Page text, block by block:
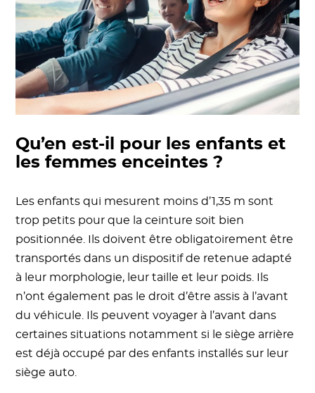
Qu’en est-il pour les enfants et
les femmes enceintes ?
Les enfants qui mesurent moins d’1,35 m sont
trop petits pour que la ceinture soit bien
positionnée. Ils doivent être obligatoirement être
transportés dans un dispositif de retenue adapté
à leur morphologie, leur taille et leur poids. Ils
n’ont également pas le droit d’être assis à l’avant
du véhicule. Ils peuvent voyager à l’avant dans
certaines situations notamment si le siège arrière
est déjà occupé par des enfants installés sur leur
siège auto.